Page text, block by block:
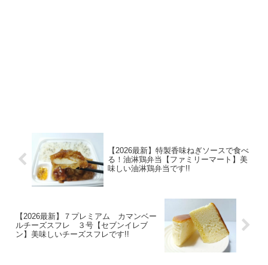
【2026最新】特製香味ねぎソースで食べ
る！油淋鶏弁当【ファミリーマート】美
味しい油淋鶏弁当です!!
【2026最新】７プレミアム カマンベー
ルチーズスフレ ３号【セブンイレブ
ン】美味しいチーズスフレです!!